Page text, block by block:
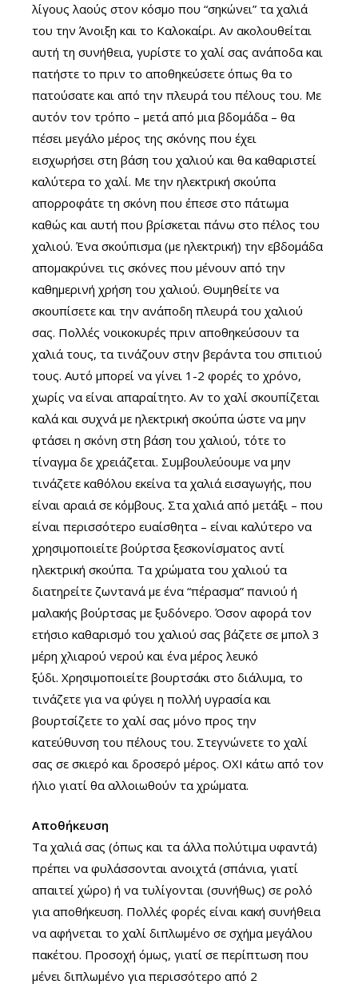
λίγους λαούς στον κόσμο που “σηκώνει” τα χαλιά
του την Άνοιξη και το Καλοκαίρι. Αν ακολουθείται
αυτή τη συνήθεια, γυρίστε το χαλί σας ανάποδα και
πατήστε το πριν το αποθηκεύσετε όπως θα το
πατούσατε και από την πλευρά του πέλους του. Με
αυτόν τον τρόπο – μετά από μια βδομάδα – θα
πέσει μεγάλο μέρος της σκόνης που έχει
εισχωρήσει στη βάση του χαλιού και θα καθαριστεί
καλύτερα το χαλί. Με την ηλεκτρική σκούπα
απορροφάτε τη σκόνη που έπεσε στο πάτωμα
καθώς και αυτή που βρίσκεται πάνω στο πέλος του
χαλιού. Ένα σκούπισμα (με ηλεκτρική) την εβδομάδα
απομακρύνει τις σκόνες που μένουν από την
καθημερινή χρήση του χαλιού. Θυμηθείτε να
σκουπίσετε και την ανάποδη πλευρά του χαλιού
σας. Πολλές νοικοκυρές πριν αποθηκεύσουν τα
χαλιά τους, τα τινάζουν στην βεράντα του σπιτιού
τους. Αυτό μπορεί να γίνει 1-2 φορές το χρόνο,
χωρίς να είναι απαραίτητο. Αν το χαλί σκουπίζεται
καλά και συχνά με ηλεκτρική σκούπα ώστε να μην
φτάσει η σκόνη στη βάση του χαλιού, τότε το
τίναγμα δε χρειάζεται. Συμβουλεύουμε να μην
τινάζετε καθόλου εκείνα τα χαλιά εισαγωγής, που
είναι αραιά σε κόμβους. Στα χαλιά από μετάξι – που
είναι περισσότερο ευαίσθητα – είναι καλύτερο να
χρησιμοποιείτε βούρτσα ξεσκονίσματος αντί
ηλεκτρική σκούπα. Τα χρώματα του χαλιού τα
διατηρείτε ζωντανά με ένα “πέρασμα” πανιού ή
μαλακής βούρτσας με ξυδόνερο. Όσον αφορά τον
ετήσιο καθαρισμό του χαλιού σας βάζετε σε μπολ 3
μέρη χλιαρού νερού και ένα μέρος λευκό
ξύδι. Χρησιμοποιείτε βουρτσάκι στο διάλυμα, το
τινάζετε για να φύγει η πολλή υγρασία και
βουρτσίζετε το χαλί σας μόνο προς την
κατεύθυνση του πέλους του. Στεγνώνετε το χαλί
σας σε σκιερό και δροσερό μέρος. ΟΧΙ κάτω από τον
ήλιο γιατί θα αλλοιωθούν τα χρώματα.
Αποθήκευση
Τα χαλιά σας (όπως και τα άλλα πολύτιμα υφαντά)
πρέπει να φυλάσσονται ανοιχτά (σπάνια, γιατί
απαιτεί χώρο) ή να τυλίγονται (συνήθως) σε ρολό
για αποθήκευση. Πολλές φορές είναι κακή συνήθεια
να αφήνεται το χαλί διπλωμένο σε σχήμα μεγάλου
πακέτου. Προσοχή όμως, γιατί σε περίπτωση που
μένει διπλωμένο για περισσότερο από 2